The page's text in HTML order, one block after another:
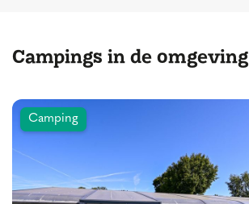
Campings in de omgeving
Camping